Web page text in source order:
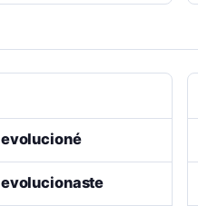
evolucioné
evolucionaste